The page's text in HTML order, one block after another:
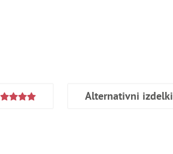
Alternativni izdelki